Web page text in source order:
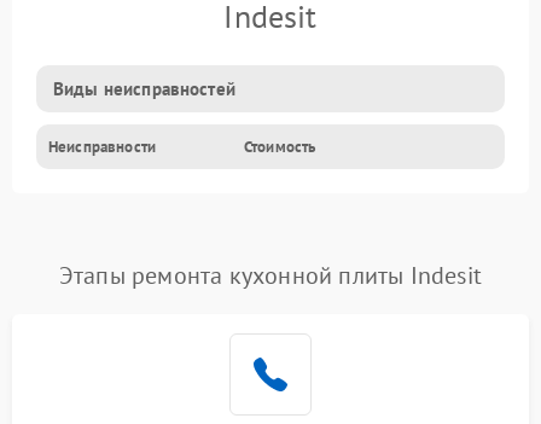
Indesit
Виды неисправностей
Неисправности Стоимость
Этапы ремонта кухонной плиты Indesit